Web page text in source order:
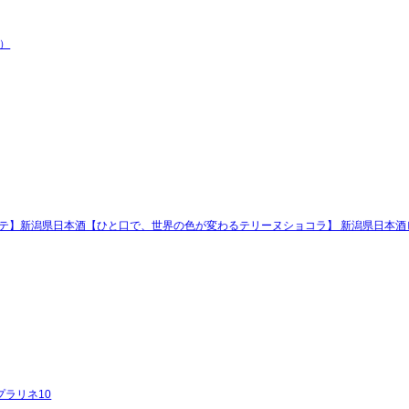
】新潟県日本酒【ひと口で、世界の色が変わるテリーヌショコラ】 新潟県日本
ラリネ10